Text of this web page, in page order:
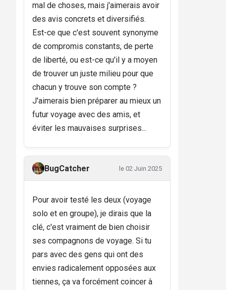
mal de choses, mais j'aimerais avoir
des avis concrets et diversifiés.
Est-ce que c'est souvent synonyme
de compromis constants, de perte
de liberté, ou est-ce qu'il y a moyen
de trouver un juste milieu pour que
chacun y trouve son compte ?
J'aimerais bien préparer au mieux un
futur voyage avec des amis, et
éviter les mauvaises surprises...
BugCatcher le 02 Juin 2025
Pour avoir testé les deux (voyage
solo et en groupe), je dirais que la
clé, c'est vraiment de bien choisir
ses compagnons de voyage. Si tu
pars avec des gens qui ont des
envies radicalement opposées aux
tiennes, ça va forcément coincer à